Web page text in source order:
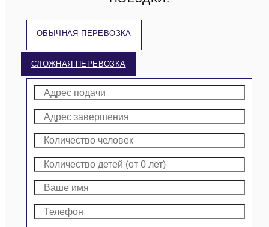
ОБЫЧНАЯ ПЕРЕВОЗКА
СЛОЖНАЯ ПЕРЕВОЗКА